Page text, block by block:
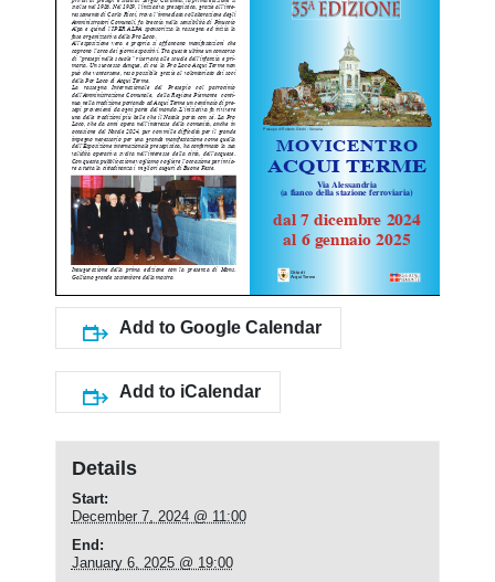
Add to Google Calendar
Add to iCalendar
Details
Start:
December 7, 2024 @ 11:00
End:
January 6, 2025 @ 19:00